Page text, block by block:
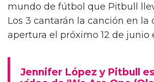
mundo de fútbol que Pitbull
Los 3 cantarán la canción en la
apertura el próximo 12 de junio
Jennifer López y Pitbull